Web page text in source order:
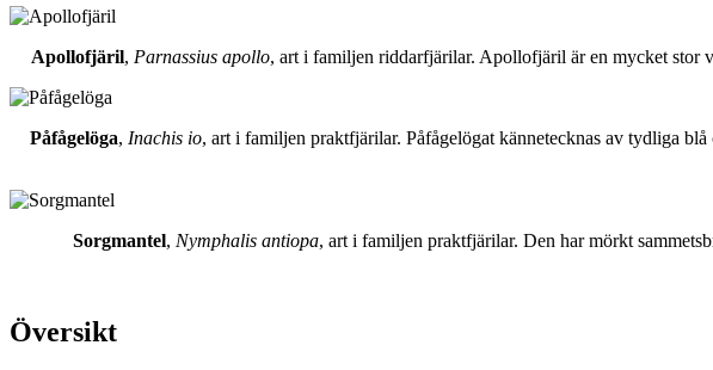
Apollofjäril, Parnassius apollo, art i familjen riddarfjärilar. Apollofjäril är en mycket stor
Påfågelöga, Inachis io, art i familjen praktfjärilar. Påfågelögat kännetecknas av tydliga
Sorgmantel, Nymphalis antiopa, art i familjen praktfjärilar. Den har mörkt
Översikt